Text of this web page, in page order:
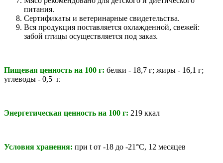
питания.
Сертификаты и ветеринарные свидетельства.
Вся продукция поставляется охлажденной, свежей:
забой птицы осуществляется под заказ.
Пищевая ценность на 100 г: белки - 18,7 г; жиры - 16,1 г;
углеводы - 0,5 г.
Энергетическая ценность на 100 г: 219 ккал
Условия хранения: при t от -18 до -21°C, 12 месяцев